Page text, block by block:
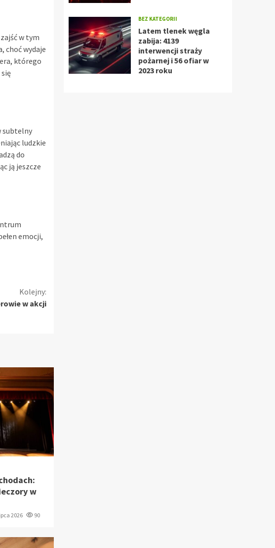
w tym
choć wydaje
którego
subtelny
ludzkie
do
ją jeszcze
emocji,
Kolejny:
w akcji
w
2026 90
BEZ KATEGORII
Latem tlenek węgla
zabija: 4139
interwencji straży
pożarnej i 56 ofiar w
2023 roku